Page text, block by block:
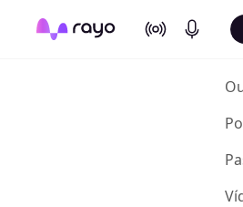
On Air Podcasts